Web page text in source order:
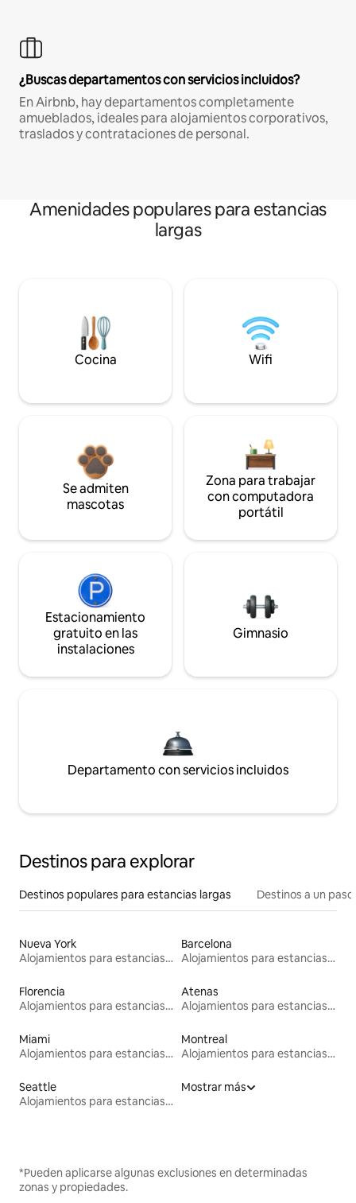
¿Buscas departamentos con servicios incluidos?
En Airbnb, hay departamentos completamente
amueblados, ideales para alojamientos corporativos,
traslados y contrataciones de personal.
Amenidades populares para estancias
largas
Cocina Wifi
Se admiten
mascotas
Zona para trabajar
con computadora
portátil
Estacionamiento
gratuito en las
instalaciones
Gimnasio
Departamento con servicios incluidos
Destinos para explorar
Destinos populares para estancias largas Destinos a un
Nueva York
Alojamientos para estancias largas
Barcelona
Alojamientos para estancias largas
Florencia
Alojamientos para estancias largas
Atenas
Alojamientos para estancias largas
Miami
Alojamientos para estancias largas
Montreal
Alojamientos para estancias largas
Seattle
Alojamientos para estancias largas
Mostrar más
*Pueden aplicarse algunas exclusiones en determinadas
zonas y propiedades.